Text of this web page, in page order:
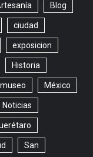
Blog
ciudad
exposicion
Historia
museo México
Noticias
San